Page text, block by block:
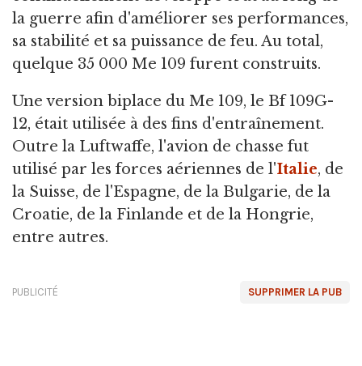
la guerre afin d'améliorer ses performances,
sa stabilité et sa puissance de feu. Au total,
quelque 35 000 Me 109 furent construits.
Une version biplace du Me 109, le Bf 109G-
12, était utilisée à des fins d'entraînement.
Outre la Luftwaffe, l'avion de chasse fut
utilisé par les forces aériennes de l'Italie, de
la Suisse, de l'Espagne, de la Bulgarie, de la
Croatie, de la Finlande et de la Hongrie,
entre autres.
SUPPRIMER LA PUB
PUBLICITÉ